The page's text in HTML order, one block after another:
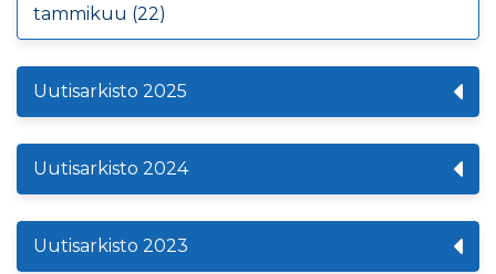
tammikuu (22)
Uutisarkisto 2025
Uutisarkisto 2024
Uutisarkisto 2023